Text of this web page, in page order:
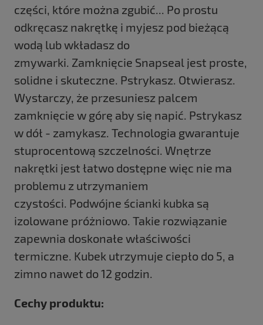
części, które można zgubić... Po prostu
odkręcasz nakrętkę i myjesz pod bieżącą
wodą lub wkładasz do
zmywarki. Zamknięcie Snapseal jest proste,
solidne i skuteczne. Pstrykasz. Otwierasz.
Wystarczy, że przesuniesz palcem
zamknięcie w górę aby się napić. Pstrykasz
w dół - zamykasz. Technologia gwarantuje
stuprocentową szczelności. Wnętrze
nakrętki jest łatwo dostępne więc nie ma
problemu z utrzymaniem
czystości. Podwójne ścianki kubka są
izolowane próżniowo. Takie rozwiązanie
zapewnia doskonałe właściwości
termiczne. Kubek utrzymuje ciepło do 5, a
zimno nawet do 12 godzin.
Cechy produktu: